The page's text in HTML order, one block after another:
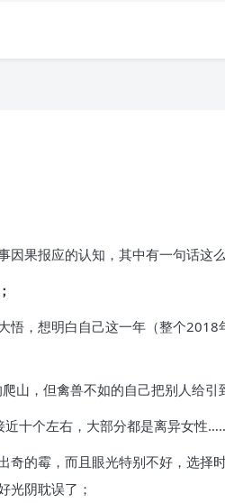
因果报应的认知，其中有一句话
，想明白自己这一年（整个
山，但禽兽不如的自己把别人给引
十个左右，大部分都是离异女性
的霉，而且眼光特别不好，选择
光阴耽误了；